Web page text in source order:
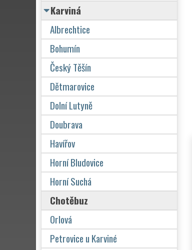
Karviná
Albrechtice
Bohumín
Český Těšín
Dětmarovice
Dolní Lutyně
Doubrava
Havířov
Horní Bludovice
Horní Suchá
Chotěbuz
Orlová
Petrovice u Karviné